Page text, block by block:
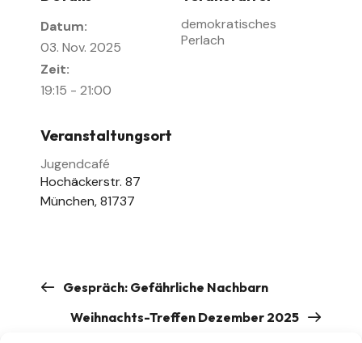
Datum:
03. Nov. 2025
Zeit:
19:15 - 21:00
Veranstaltungsort
Jugendcafé
Hochäckerstr. 87
München,81737
demokratisches
Perlach
Gespräch: Gefährliche Nachbarn
Weihnachts-Treffen Dezember 2025